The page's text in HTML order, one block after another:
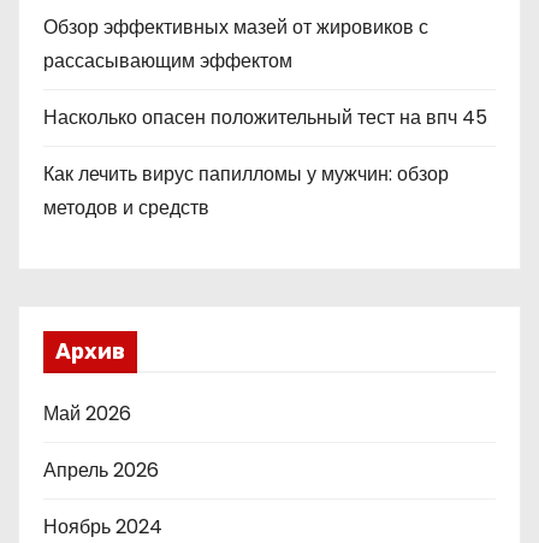
Обзор эффективных мазей от жировиков с
рассасывающим эффектом
Насколько опасен положительный тест на впч 45
Как лечить вирус папилломы у мужчин: обзор
методов и средств
Архив
Май 2026
Апрель 2026
Ноябрь 2024